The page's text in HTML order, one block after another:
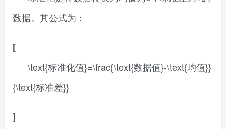
数据。其公式为：
[
\text{标准化值}=\frac{\text{数据值}-\text{均值}}
{\text{标准差}}
]